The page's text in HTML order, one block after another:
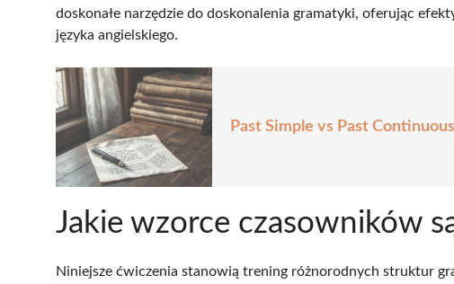
doskonałe narzędzie do doskonalenia gramatyki, oferując
języka angielskiego.
Past Simple vs Past
Jakie wzorce czasowników
Niniejsze ćwiczenia stanowią trening różnorodnych struktur